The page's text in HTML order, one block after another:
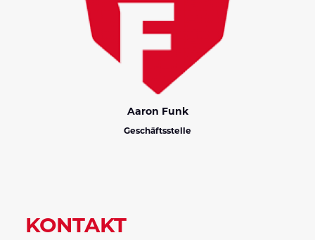
Aaron Funk
Geschäftsstelle
KONTAKT